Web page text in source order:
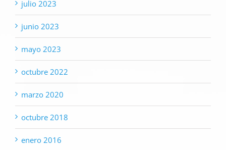
julio 2023
junio 2023
mayo 2023
octubre 2022
marzo 2020
octubre 2018
enero 2016